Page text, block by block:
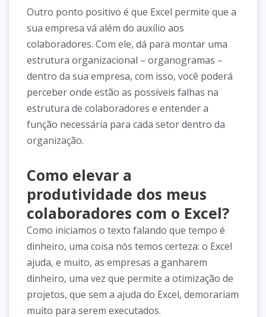
Outro ponto positivo é que Excel permite que a
sua empresa vá além do auxílio aos
colaboradores. Com ele, dá para montar uma
estrutura organizacional – organogramas –
dentro da sua empresa, com isso, você poderá
perceber onde estão as possíveis falhas na
estrutura de colaboradores e entender a
função necessária para cada setor dentro da
organização.
Como elevar a
produtividade dos meus
colaboradores com o Excel?
Como iniciamos o texto falando que tempo é
dinheiro, uma coisa nós temos certeza: o Excel
ajuda, e muito, as empresas a ganharem
dinheiro, uma vez que permite a otimização de
projetos, que sem a ajuda do Excel, demorariam
muito para serem executados.